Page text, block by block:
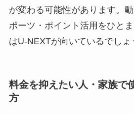
が変わる可能性があります。
ポーツ・ポイント活用をひと
はU-NEXTが向いているでしょ
料金を抑えたい人・家族で
方